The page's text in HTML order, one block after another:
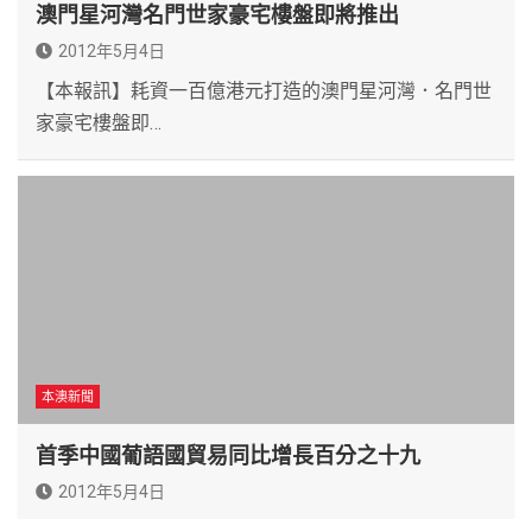
澳門星河灣名門世家豪宅樓盤即將推出
2012年5月4日
【本報訊】耗資一百億港元打造的澳門星河灣．名門世
家豪宅樓盤即…
本澳新聞
首季中國葡語國貿易同比增長百分之十九
2012年5月4日